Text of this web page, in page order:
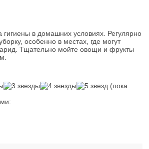
в домашних условиях. Регулярно
особенно в местах, где могут
Тщательно мойте овощи и фрукты
(пока